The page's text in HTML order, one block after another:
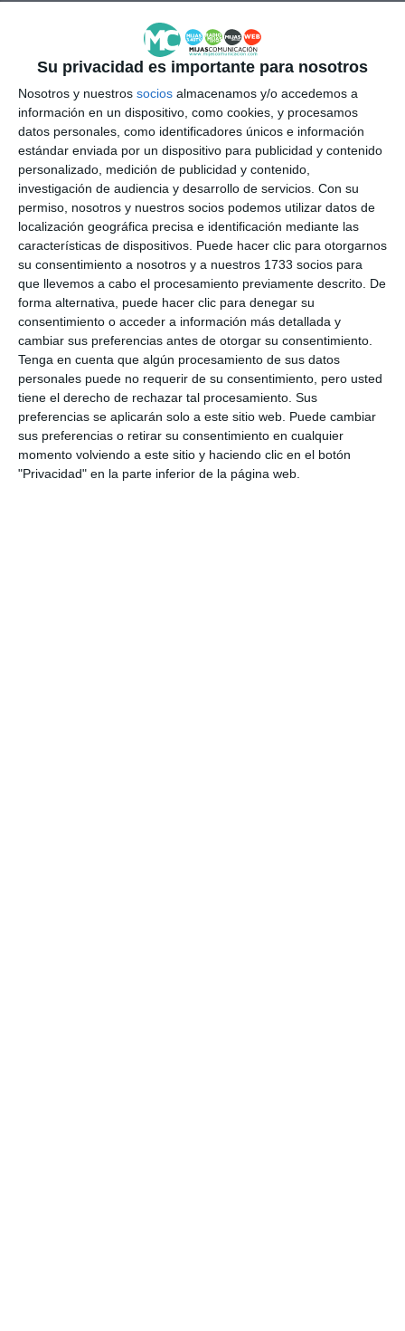
Su privacidad es importante para nosotros
Nosotros y nuestros socios almacenamos y/o accedemos a
información en un dispositivo, como cookies, y procesamos
datos personales, como identificadores únicos e información
estándar enviada por un dispositivo para publicidad y contenido
personalizado, medición de publicidad y contenido,
investigación de audiencia y desarrollo de servicios. Con su
permiso, nosotros y nuestros socios podemos utilizar datos de
localización geográfica precisa e identificación mediante las
características de dispositivos. Puede hacer clic para otorgarnos
su consentimiento a nosotros y a nuestros 1733 socios para
que llevemos a cabo el procesamiento previamente descrito. De
forma alternativa, puede hacer clic para denegar su
consentimiento o acceder a información más detallada y
cambiar sus preferencias antes de otorgar su consentimiento.
Tenga en cuenta que algún procesamiento de sus datos
personales puede no requerir de su consentimiento, pero usted
tiene el derecho de rechazar tal procesamiento. Sus
preferencias se aplicarán solo a este sitio web. Puede cambiar
sus preferencias o retirar su consentimiento en cualquier
momento volviendo a este sitio y haciendo clic en el botón
"Privacidad" en la parte inferior de la página web.